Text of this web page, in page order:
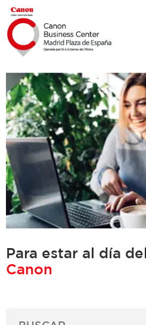
Para estar al día del
Canon